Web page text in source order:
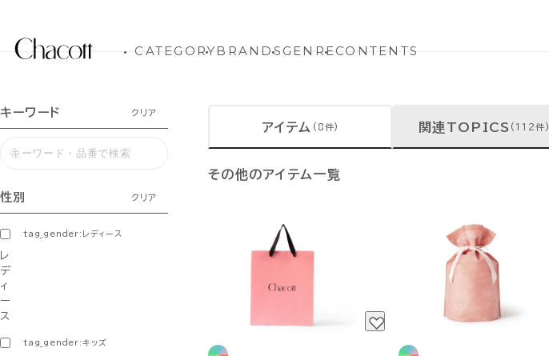
CATEGORYBRANDSGENRECONTENTS
キーワード クリア
性別 クリア
tag_gender:レディース
レ
デ
ィ
ー
ス
tag_gender:キッズ
アイテム (8件) 関連TOPICS (112件)
その他のアイテム一覧